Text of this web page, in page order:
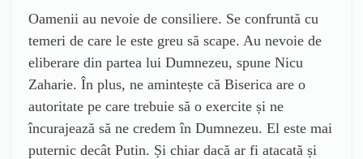
Oamenii au nevoie de consiliere. Se confruntă cu
temeri de care le este greu să scape. Au nevoie de
eliberare din partea lui Dumnezeu, spune Nicu
Zaharie. În plus, ne amintește că Biserica are o
autoritate pe care trebuie să o exercite și ne
încurajează să ne credem în Dumnezeu. El este mai
puternic decât Putin. Și chiar dacă ar fi atacată și